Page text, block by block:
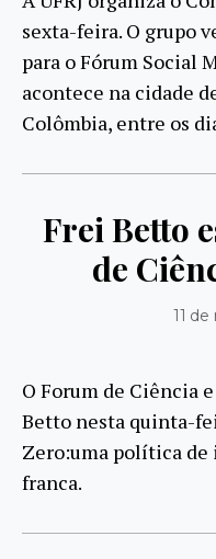
sexta-feira. O grupo
para o Fórum Social
acontece na cidade
Colômbia, entre os
Frei Betto
de
11
O Forum de Ciência
Betto nesta quinta-
Zero:uma política de
franca.